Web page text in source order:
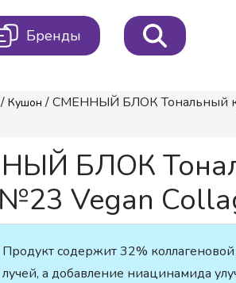
Бренды
/ Кушон / СМЕННЫЙ БЛОК Тональный
БЛОК
Vegan
Продукт содержит 32%
лучей, а добавление ниацинамида